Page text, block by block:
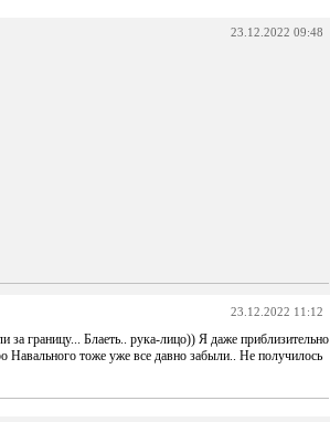
23.12.2022 09:48
23.12.2022 11:12
границу... Блаеть.. рука-лицо)) Я даже приблизительно
Навального тоже уже все давно забыли.. Не получилось